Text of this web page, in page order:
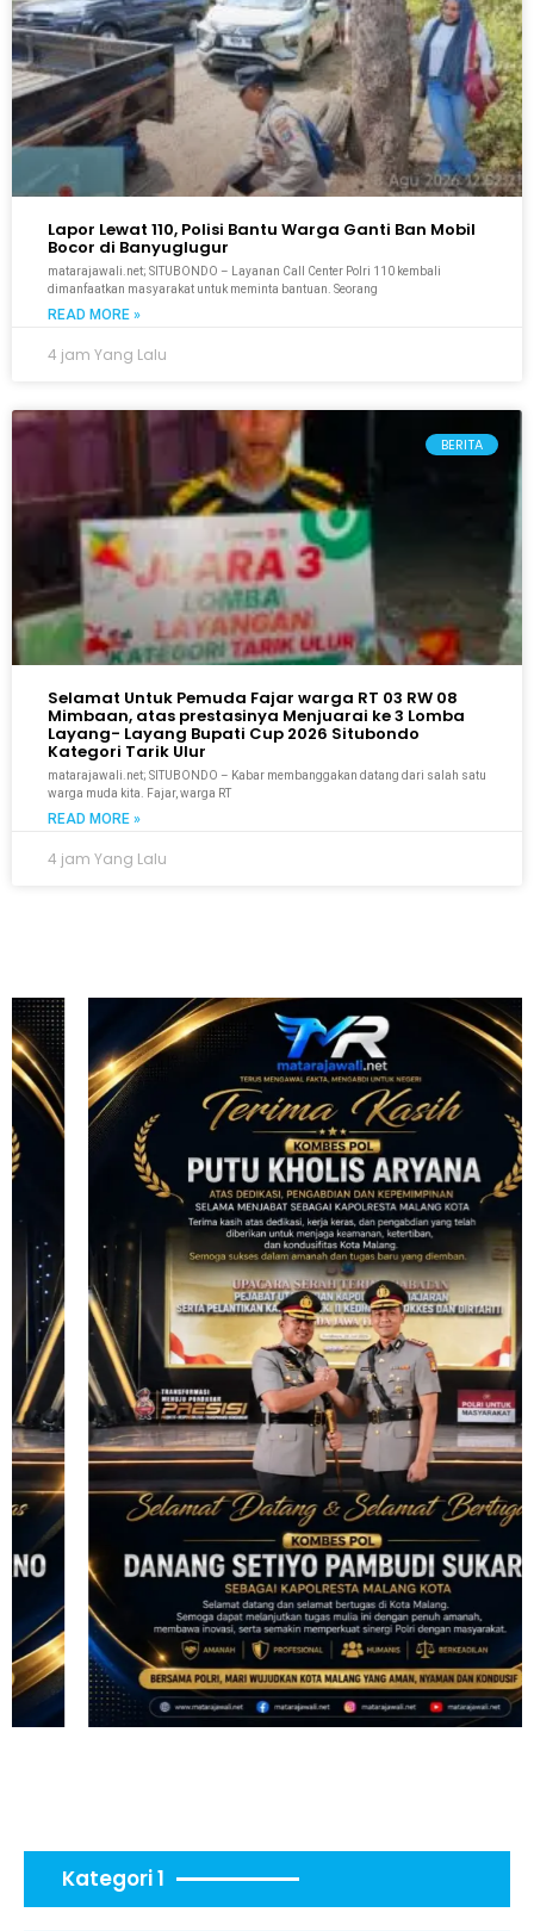
Lapor Lewat 110, Polisi Bantu Warga Ganti Ban Mobil
Bocor di Banyuglugur
matarajawali.net; SITUBONDO – Layanan Call Center Polri 110 kembali
dimanfaatkan masyarakat untuk meminta bantuan. Seorang
READ MORE »
4 jam Yang Lalu
BERITA
Selamat Untuk Pemuda Fajar warga RT 03 RW 08
Mimbaan, atas prestasinya Menjuarai ke 3 Lomba
Layang- Layang Bupati Cup 2026 Situbondo
Kategori Tarik Ulur
matarajawali.net; SITUBONDO – Kabar membanggakan datang dari salah satu
warga muda kita. Fajar, warga RT
READ MORE »
4 jam Yang Lalu
Kategori 1